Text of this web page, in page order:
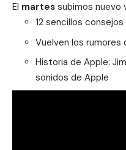
El martes subimos nuevo
12 sencillos
Vuelven los rumores
Historia de Apple:
sonidos de Apple